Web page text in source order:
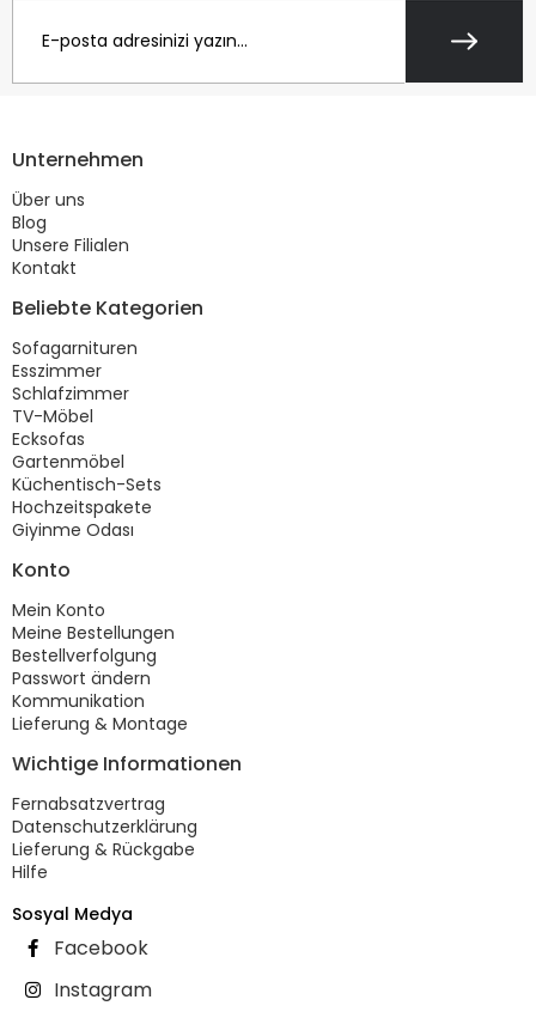
Unternehmen
Über uns
Blog
Unsere Filialen
Kontakt
Beliebte Kategorien
Sofagarnituren
Esszimmer
Schlafzimmer
TV-Möbel
Ecksofas
Gartenmöbel
Küchentisch-Sets
Hochzeitspakete
Giyinme Odası
Konto
Mein Konto
Meine Bestellungen
Bestellverfolgung
Passwort ändern
Kommunikation
Lieferung & Montage
Wichtige Informationen
Fernabsatzvertrag
Datenschutzerklärung
Lieferung & Rückgabe
Hilfe
Sosyal Medya
Facebook
Instagram